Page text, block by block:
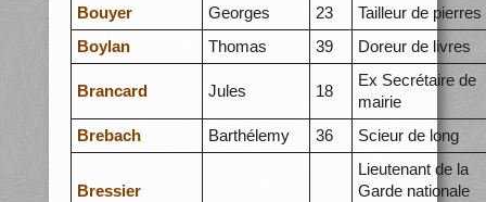
Bouyer
Georges 23
Tailleur de pierres
Boylan
Thomas 39 Doreur de livres
Brancard Jules 18
Ex Secrétaire de
mairie
Brebach
Barthélemy 36 Scieur de long
Bressier
Lieutenant de la
Garde nationale